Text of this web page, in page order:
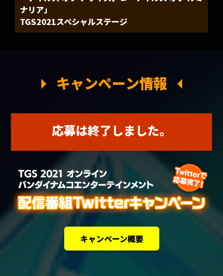
ナリア」
TGS2021スペシャルステージ
キャンペーン情報
応募は終了しました。
キャンペーン概要